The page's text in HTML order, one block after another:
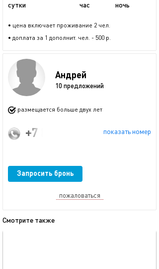
сутки
час
ночь
• цена включает проживание 2 чел.
• доплата за 1 дополнит. чел. - 500 р.
Андрей
10 предложений
размещается больше двух лет
показать номер
+7 (977) 325-14-72
Запросить бронь
пожаловаться
Смотрите также